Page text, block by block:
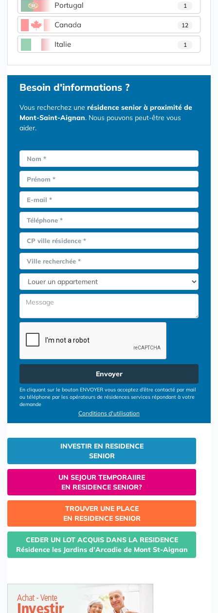
Portugal 1
Canada 12
Italie 1
Besoin d'informations ?
Vous recherchez une résidence senior à proximité de
Mont-Saint-Aignan. Nous pouvons peut-être vous
aider.
Nom *
Prénom *
E-mail *
Téléphone *
CP ville résidence *
Ville recherchée *
Envoyer
En cliquant sur le bouton ENVOYER vous acceptez d’être contacté par mail
ou téléphone par les opérateurs de résidences services répondant à votre
demande
Conditions d'utilisation
INVESTIR EN RESIDENCE
SENIOR
UN SEJOUR TEMPORAIIRE
EN RESIDENCE SENIOR?
TROUVER UNE PLACE
EN RESIDENCE SENIOR
CEDER UN LOT ACQUIS DANS LA RESIDENCE
Résidence les Jardins d'Arcadie de Mont St-Aignan